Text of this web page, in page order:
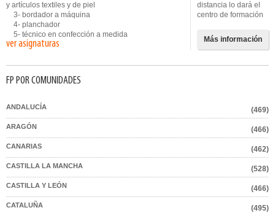
y artículos textiles y de piel
3- bordador a máquina
4- planchador
5- técnico en confección a medida
ver asignaturas
distancia lo dará el
centro de formación
Más información
FP POR COMUNIDADES
ANDALUCÍA (469)
ARAGÓN (466)
CANARIAS (462)
CASTILLA LA MANCHA (528)
CASTILLA Y LEÓN (466)
CATALUÑA (495)